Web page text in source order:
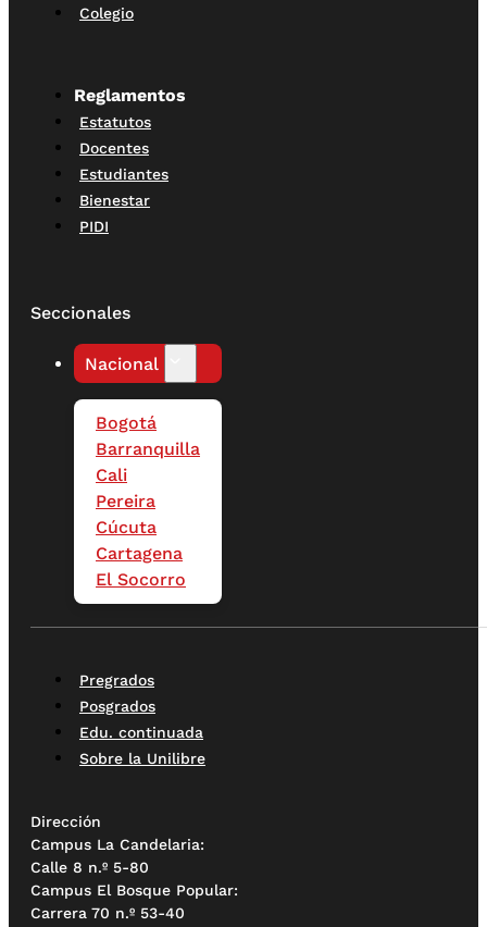
Colegio
Reglamentos
Estatutos
Docentes
Estudiantes
Bienestar
PIDI
Seccionales
Nacional
Bogotá
Barranquilla
Cali
Pereira
Cúcuta
Cartagena
El Socorro
Pregrados
Posgrados
Edu. continuada
Sobre la Unilibre
Dirección
Campus La Candelaria:
Calle 8 n.º 5-80
Campus El Bosque Popular:
Carrera 70 n.º 53-40